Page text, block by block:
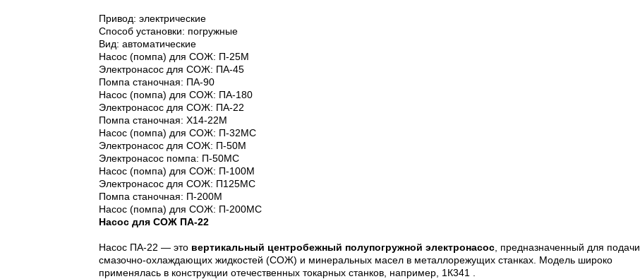
Привод: электрические
Способ установки: погружные
Вид: автоматические
Насос (помпа) для СОЖ: П-25М
Электронасос для СОЖ: ПА-45
Помпа станочная: ПА-90
Насос (помпа) для СОЖ: ПА-180
Электронасос для СОЖ: ПА-22
Помпа станочная: Х14-22М
Насос (помпа) для СОЖ: П-32МС
Электронасос для СОЖ: П-50М
Электронасос помпа: П-50МС
Насос (помпа) для СОЖ: П-100М
Электронасос для СОЖ: П125МС
Помпа станочная: П-200М
Насос (помпа) для СОЖ: П-200МС
Насос для СОЖ ПА-22
Насос ПА-22 — это вертикальный центробежный полупогружной электронасос, предназначенный для подачи
смазочно-охлаждающих жидкостей (СОЖ) и минеральных масел в металлорежущих станках. Модель широко
применялась в конструкции отечественных токарных станков, например, 1К341 .